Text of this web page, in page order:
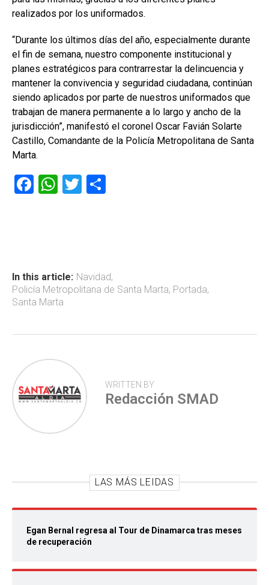
realizados por los uniformados.
“Durante los últimos días del año, especialmente durante
el fin de semana, nuestro componente institucional y
planes estratégicos para contrarrestar la delincuencia y
mantener la convivencia y seguridad ciudadana, continúan
siendo aplicados por parte de nuestros uniformados que
trabajan de manera permanente a lo largo y ancho de la
jurisdicción”, manifestó el coronel Oscar Favián Solarte
Castillo, Comandante de la Policía Metropolitana de Santa
Marta.
F
ok
W
p
p
T
tir
In this article: Navidad,
Policía Metropolitana de Santa Marta, Portada,
Santa Marta
WRITTEN BY
Redacción SMAD
LAS MÁS LEIDAS
Egan Bernal regresa al Tour de Dinamarca tras meses
de recuperación